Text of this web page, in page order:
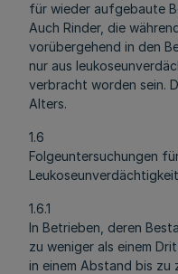
für wieder aufgebaute
Auch Rinder, die
vorübergehend in den
nur aus
verbracht worden sein.
Alters.
1.6
Folgeuntersuchungen
1.6.1
In Betrieben, deren
zu weniger als einem
in einem Abstand bis zu